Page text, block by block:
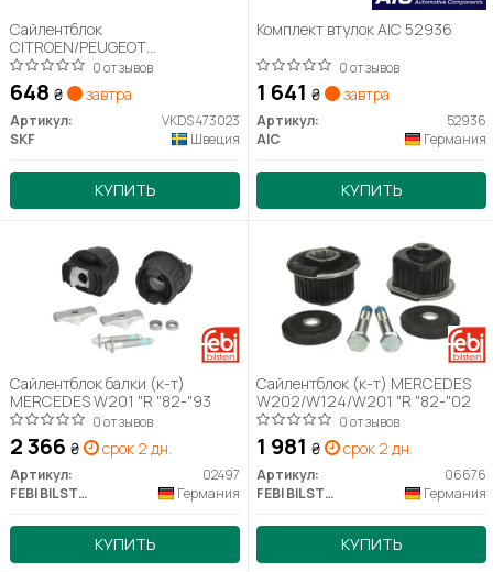
Сайлентблок
CITROEN/PEUGEOT
C4/DS4/308/RCZ "R "04>>
0 отзывов
648 ₴ завтра
Артикул:
VKDS 473023
SKF
Швеция
КУПИТЬ
Комплект втулок AIC 52936
0 отзывов
1 641 ₴ завтра
Артикул:
52936
AIC
Германия
КУПИТЬ
Сайлентблок балки (к-т)
MERCEDES W201 "R "82-"93
0 отзывов
2 366 ₴ срок 2 дн.
Артикул:
02497
FEBI BILSTEIN
Германия
КУПИТЬ
Сайлентблок (к-т) MERCEDES
W202/W124/W201 "R "82-"02
0 отзывов
1 981 ₴ срок 2 дн.
Артикул:
06676
FEBI BILSTEIN
Германия
КУПИТЬ